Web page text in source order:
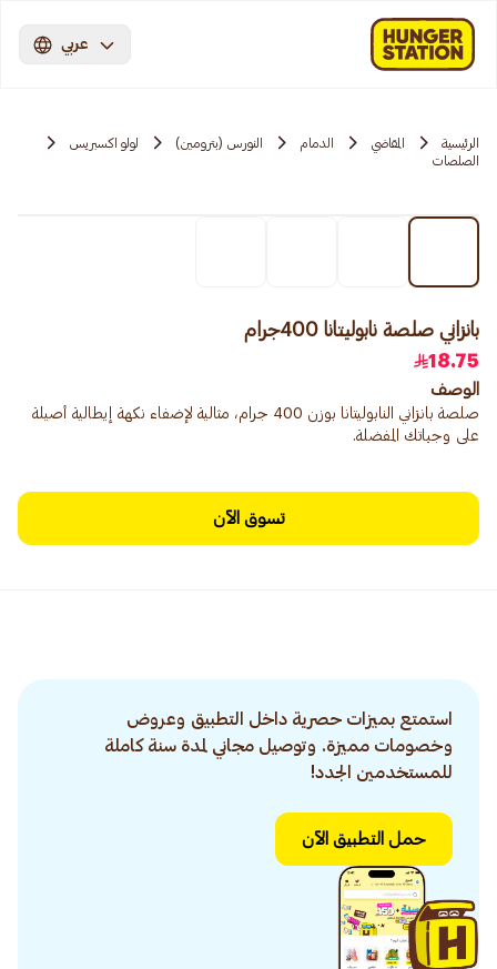
عربي
الرئيسية المقاضي الدمام النورس (بترومين)
لولو اكسبريس
الصلصات
بانزاني صلصة نابوليتانا 400جرام
18.75
الوصف
صلصة بانزاني النابوليتانا بوزن 400 جرام، مثالية لإضفاء نكهة إيطالية أصيلة
على وجباتك المفضلة.
تسوق الآن
استمتع بميزات حصرية داخل التطبيق وعروض
وخصومات مميزة. وتوصيل مجاني لمدة سنة كاملة
للمستخدمين الجدد!
حمل التطبيق الآن